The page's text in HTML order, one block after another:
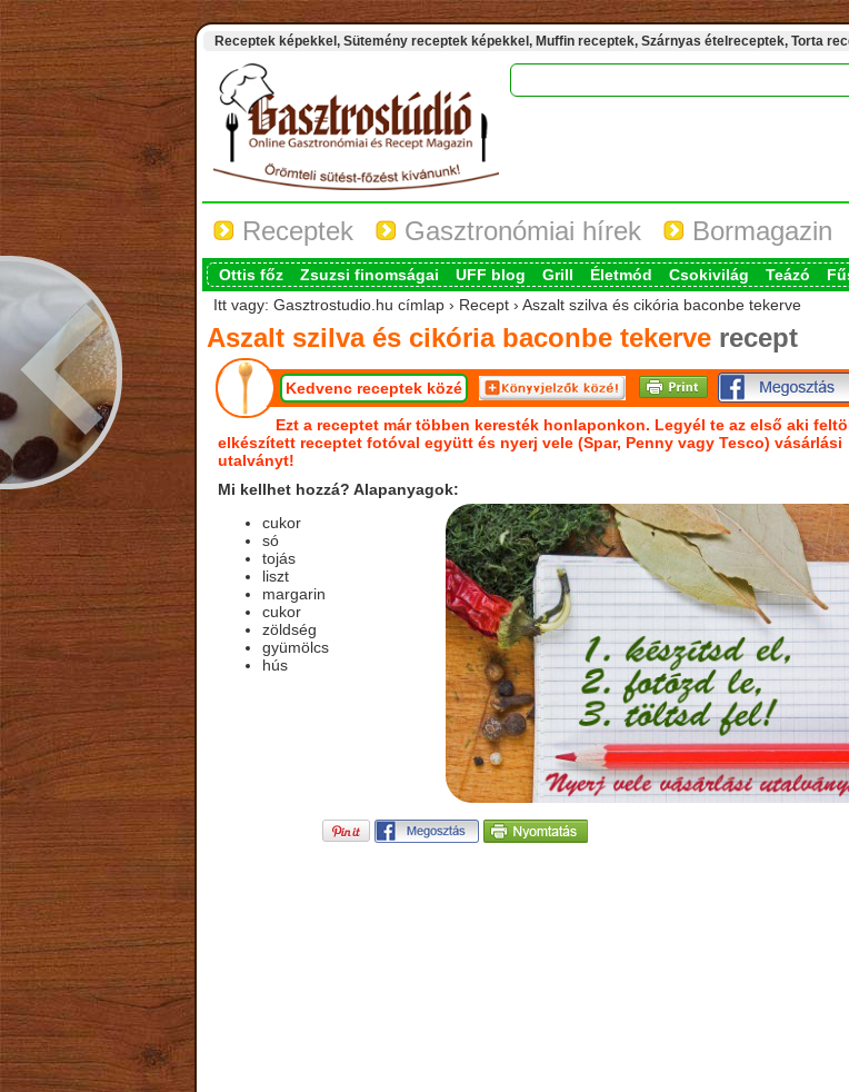
Receptek képekkel, Sütemény receptek képekkel, Muffin receptek, Szárnyas ételreceptek, Torta
Receptek Gasztronómiai hírek Bormagazin
Ottis főz Zsuzsi finomságai UFF blog Grill Életmód Csokivilág Teázó
Itt vagy: Gasztrostudio.hu címlap › Recept › Aszalt szilva és cikória baconbe tekerve
Aszalt szilva és cikória baconbe tekerverecept
Kedvenc receptek közé
Ezt a receptet már többen keresték honlaponkon. Legyél te az első aki
elkészített receptet fotóval együtt és nyerj vele (Spar, Penny vagy Tesco) vásárlási
utalványt!
Mi kellhet hozzá? Alapanyagok:
cukor
só
tojás
liszt
margarin
cukor
zöldség
gyümölcs
hús